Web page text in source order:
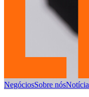
NegóciosSobre nós